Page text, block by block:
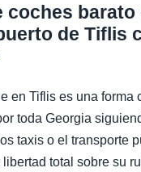
coches barato
de Tiflis
en Tiflis es una forma
toda Georgia
taxis o el transporte
total sobre su